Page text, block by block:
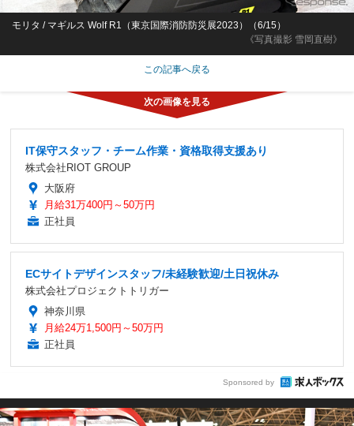
《写真撮影 雪岡直樹》
モリタ / マギルス Wolf R1（東京国際消防防災展2023）（6/15）
この記事へ戻る
IT保守スタッフ・チーム作業・資格取得支援あり
株式会社RIOT GROUP
大阪府
月給31万400円～50万円
正社員
ECサイトデザインスタッフ/未経験歓迎/土日祝休み
株式会社プロジェクトトリガー
神奈川県
月給24万1,500円～50万円
正社員
Sponsored by